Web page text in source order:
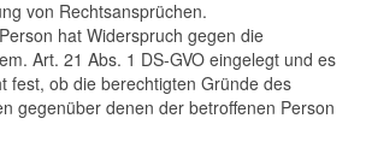
von Rechtsansprüchen.
hat Widerspruch gegen die
Art. 21 Abs. 1 DS-GVO eingelegt und es
fest, ob die berechtigten Gründe des
gegenüber denen der betroffenen Person